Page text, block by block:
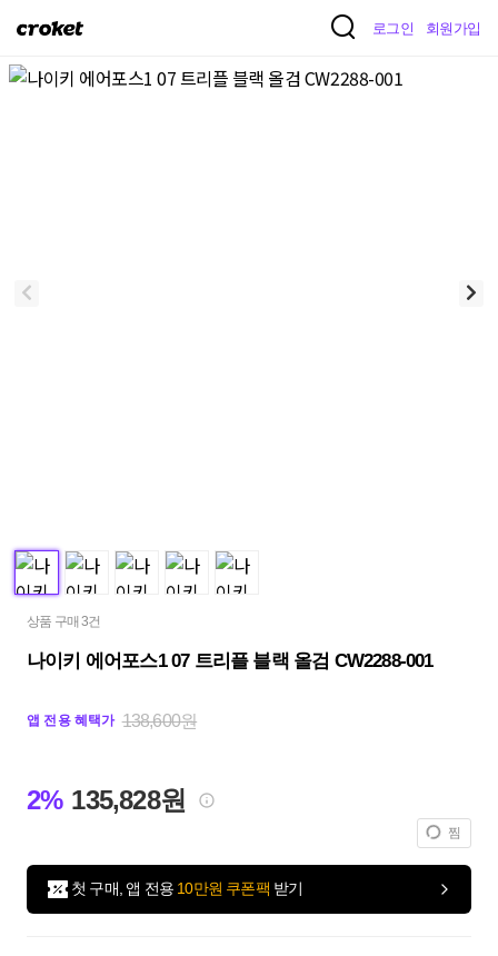
크
켓
로그인 회원가입
상품 구매 3건
나이키 에어포스1 07 트리플 블랙 올검 CW2288-001
앱 전용 혜택가 138,600원
2% 135,828원
찜
첫 구매, 앱 전용 10만원 쿠폰팩 받기